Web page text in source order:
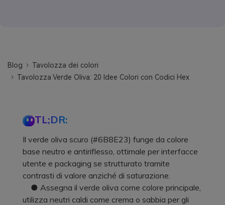
Blog
Tavolozza dei colori
Tavolozza Verde Oliva: 20 Idee Colori con Codici Hex
TL;DR:
Il verde oliva scuro (#6B8E23) funge da colore
base neutro e antiriflesso, ottimale per interfacce
utente e packaging se strutturato tramite
contrasti di valore anziché di saturazione.
● Assegna il verde oliva come colore principale,
utilizza neutri caldi come crema o sabbia per gli